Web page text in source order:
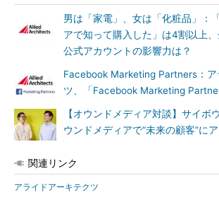
男は「家電」、女は「化粧品」：
アで知って購入した」は4割以上
公式アカウントの影響力は？
Facebook Marketing Partners：ア
ツ、「Facebook Marketing
【オウンドメディア対談】サイボ
ウンドメディアで“未来の顧客”に
関連リンク
アライドアーキテクツ